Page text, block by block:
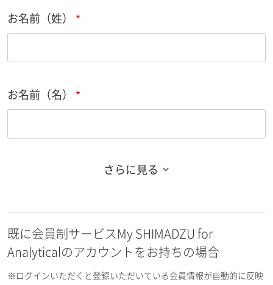
お名前（姓）
お名前（名）
お名前フリガナ（名）
さらに見る
既に会員制サービスMy SHIMADZU for
Analyticalのアカウントをお持ちの場合
※ログインいただくと登録いただいている会員情報が自動的に反映